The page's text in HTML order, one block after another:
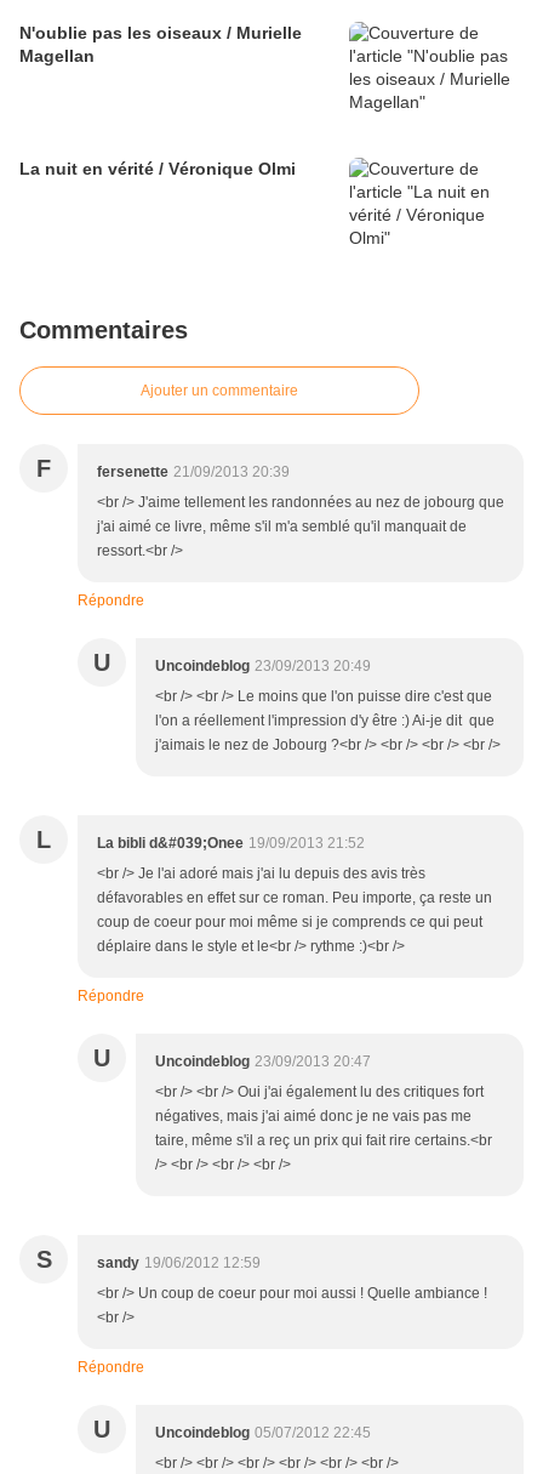
N'oublie pas les oiseaux / Murielle
Magellan
La nuit en vérité / Véronique Olmi
Commentaires
Ajouter un commentaire
F fersenette 21/09/2013 20:39
<br /> J'aime tellement les randonnées au nez de jobourg que
j'ai aimé ce livre, même s'il m'a semblé qu'il manquait de
ressort.<br />
Répondre
U Uncoindeblog 23/09/2013 20:49
<br /> <br /> Le moins que l'on puisse dire c'est que
l'on a réellement l'impression d'y être :) Ai-je dit que
j'aimais le nez de Jobourg ?<br /> <br /> <br /> <br />
L La bibli d&#039;Onee 19/09/2013 21:52
<br /> Je l'ai adoré mais j'ai lu depuis des avis très
défavorables en effet sur ce roman. Peu importe, ça reste un
coup de coeur pour moi même si je comprends ce qui peut
déplaire dans le style et le<br /> rythme :)<br />
Répondre
U Uncoindeblog 23/09/2013 20:47
<br /> <br /> Oui j'ai également lu des critiques fort
négatives, mais j'ai aimé donc je ne vais pas me
taire, même s'il a reç un prix qui fait rire certains.<br
/> <br /> <br /> <br />
S sandy 19/06/2012 12:59
<br /> Un coup de coeur pour moi aussi ! Quelle ambiance !
<br />
Répondre
U Uncoindeblog 05/07/2012 22:45
<br /> <br /> <br /> <br /> <br /> <br />